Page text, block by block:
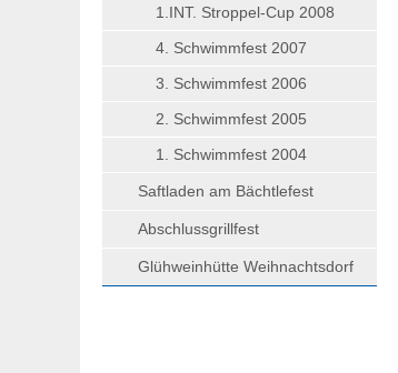
1.INT. Stroppel-Cup 2008
4. Schwimmfest 2007
3. Schwimmfest 2006
2. Schwimmfest 2005
1. Schwimmfest 2004
Saftladen am Bächtlefest
Abschlussgrillfest
Glühweinhütte Weihnachtsdorf